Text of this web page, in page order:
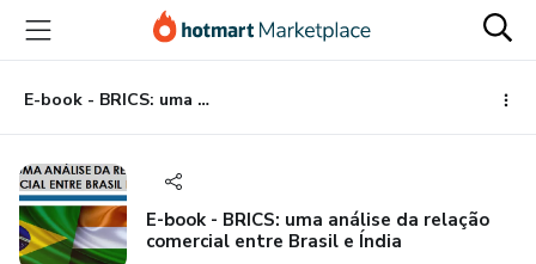
para
conteúdo
principal
para
pagamento
para
rodapé
E-book - BRICS: uma análise da relação comercial entre Brasil e Índia
E-book - BRICS: uma análise da relação
comercial entre Brasil e Índia